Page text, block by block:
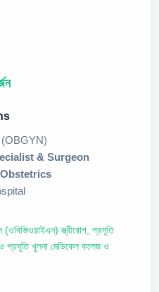
& Surgeon
(ওবিজিওয়াইএন) স্ত্রীরোগ, প্রসূতি
ও প্রসূতি খুলনা মেডিকেল কলেজ ও